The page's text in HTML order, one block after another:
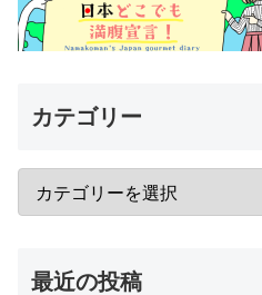
カテゴリー
最近の投稿